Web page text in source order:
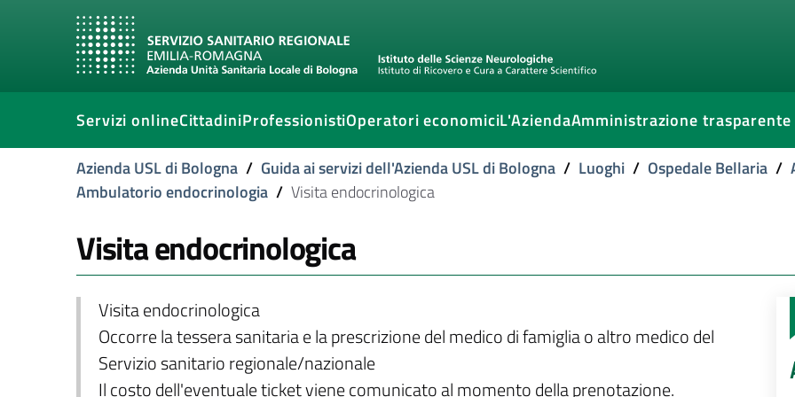
Servizi onlineCittadiniProfessionistiOperatori economiciL'AziendaAmministrazione trasparente
Azienda USL di Bologna / Guida ai servizi dell'Azienda USL di Bologna / Luoghi / Ospedale Bellaria /
Ambulatorio endocrinologia / Visita endocrinologica
Visita endocrinologica
Visita endocrinologica
Occorre la tessera sanitaria e la prescrizione del medico di famiglia o altro medico del
Servizio sanitario regionale/nazionale
Il costo dell'eventuale ticket viene comunicato al momento della prenotazione.